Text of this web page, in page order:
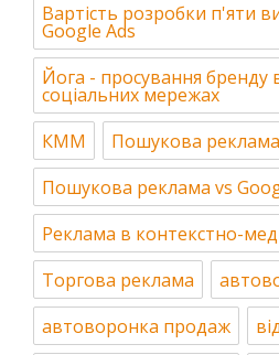
Вартість розробки п'яти
Google Ads
Йога - просування бренду
соціальних мережах
КММ
Пошукова реклама
Пошукова реклама vs
Реклама в контекстно-
Торгова реклама
автоворонка продаж